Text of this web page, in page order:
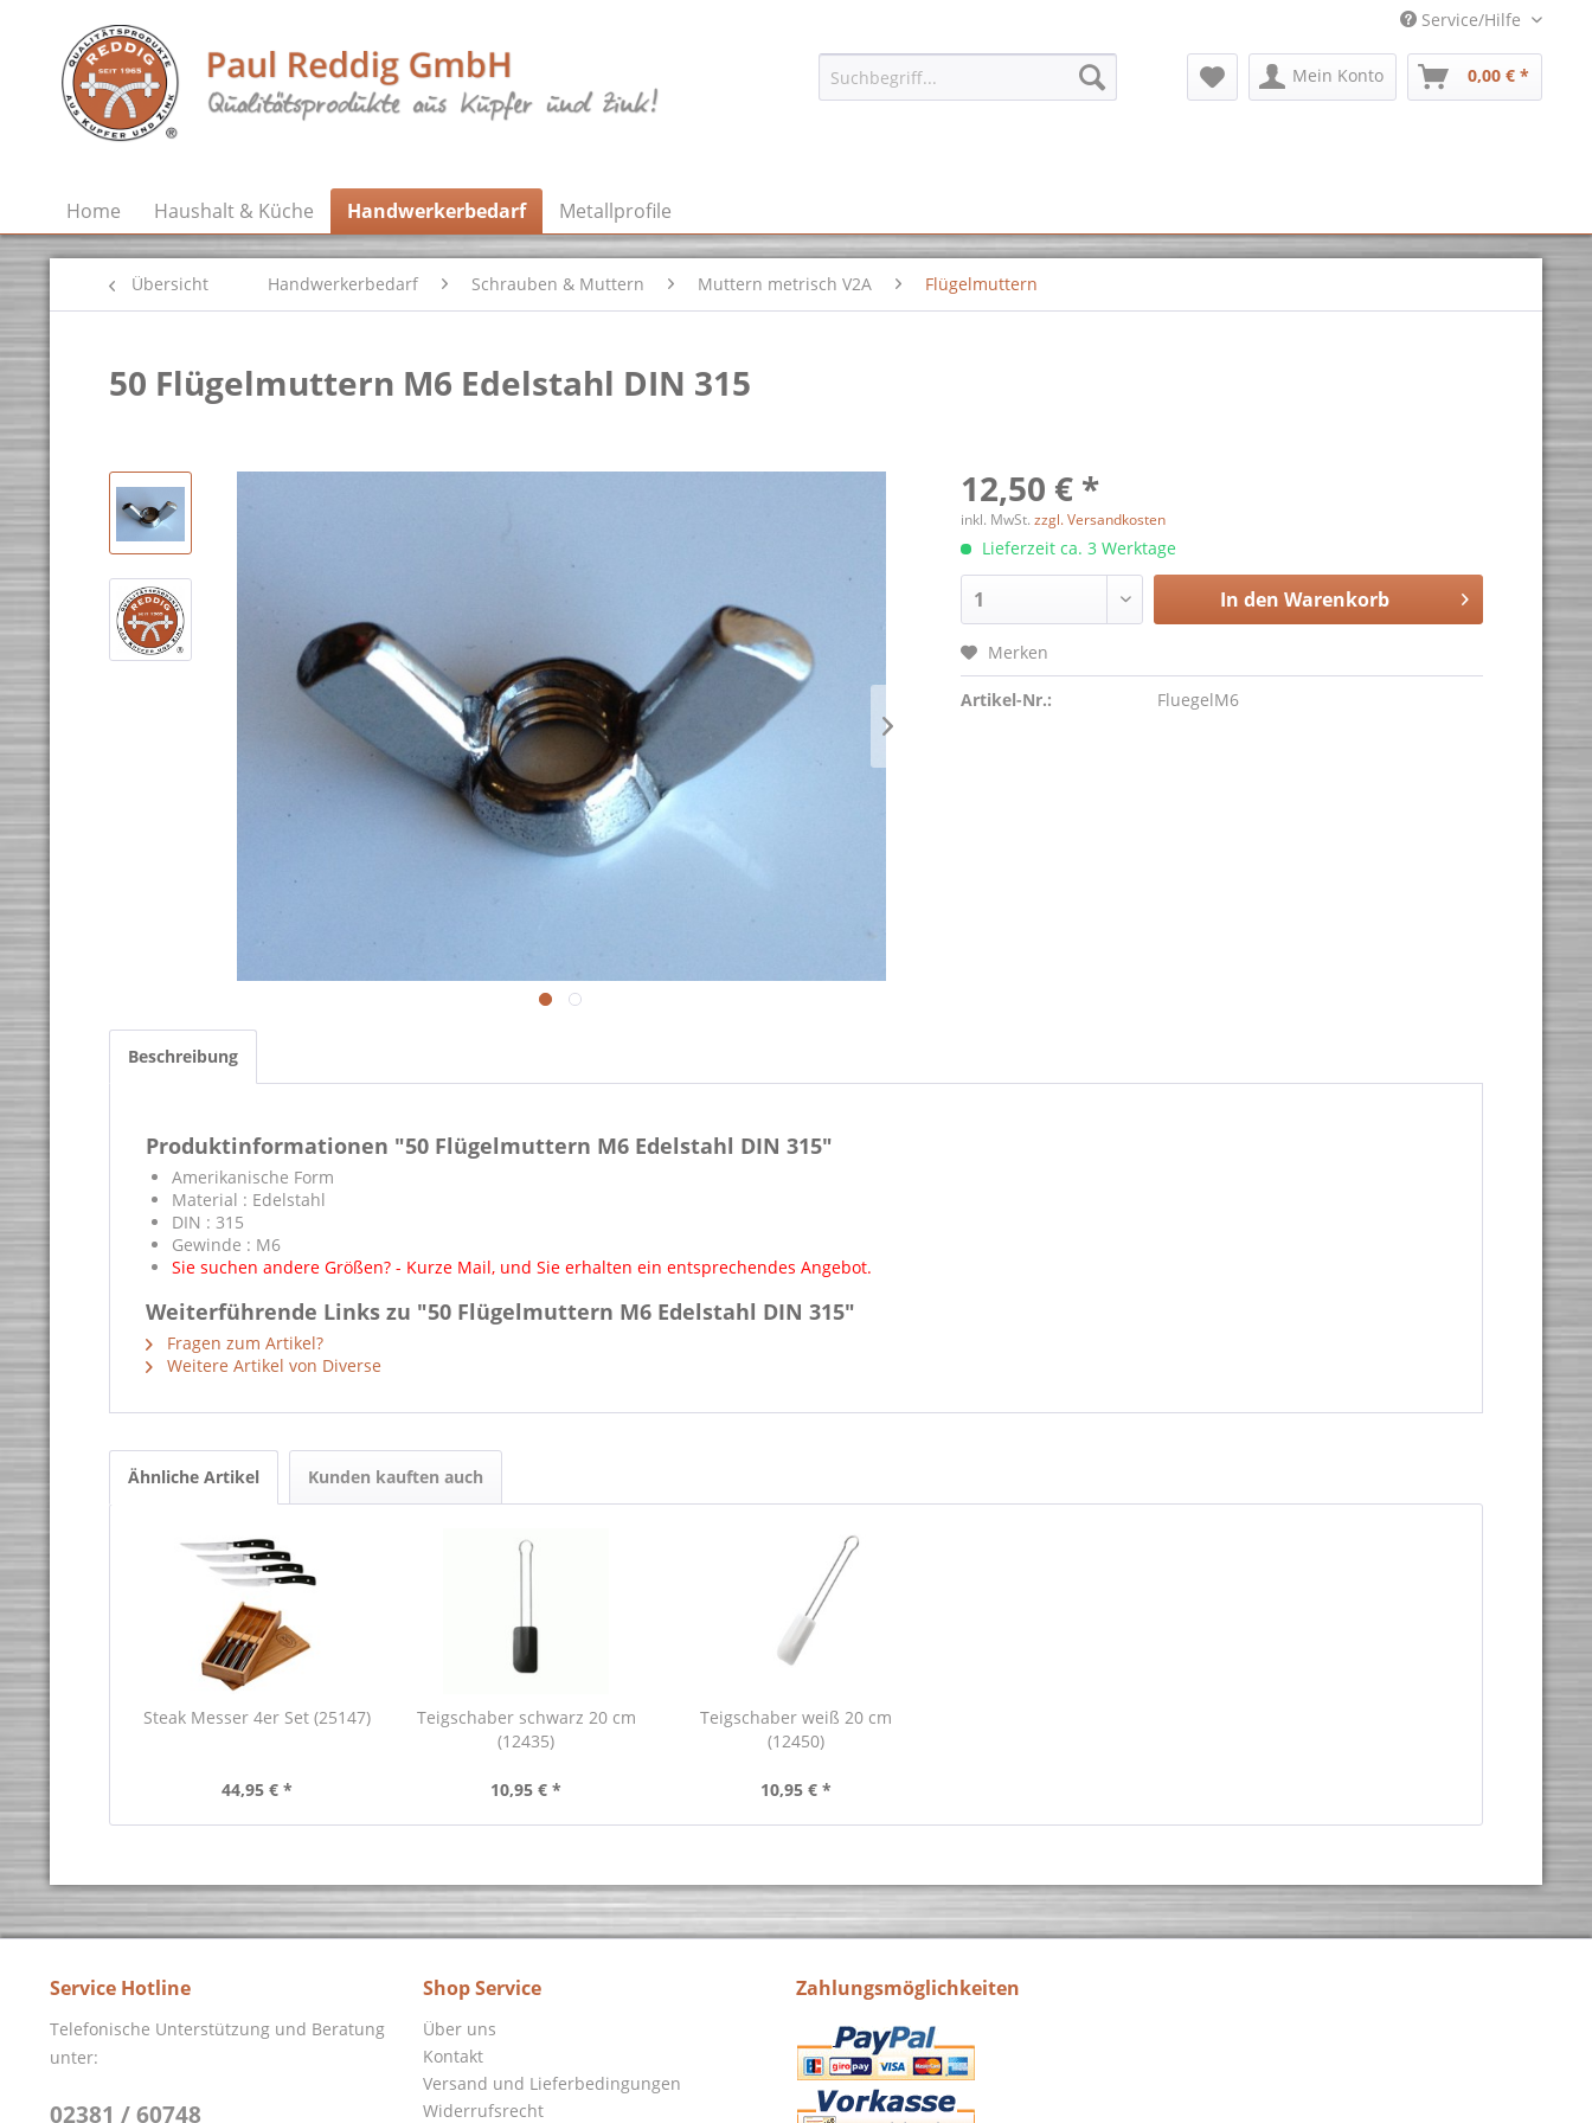
Service/Hilfe
Mein Konto 0,00 € *
Home Haushalt & Küche Handwerkerbedarf Metallprofile
Übersicht Handwerkerbedarf Schrauben & Muttern Muttern metrisch V2A Flügelmuttern
50 Flügelmuttern M6 Edelstahl DIN 315
12,50 € *
inkl. MwSt.zzgl. Versandkosten
Lieferzeit ca. 3 Werktage
In den Warenkorb
Merken
Artikel-Nr.: FluegelM6
Beschreibung
Produktinformationen "50 Flügelmuttern M6 Edelstahl DIN 315"
Amerikanische Form
Material : Edelstahl
DIN : 315
Gewinde : M6
Sie suchen andere Größen? - Kurze Mail, und Sie erhalten ein entsprechendes Angebot.
Weiterführende Links zu "50 Flügelmuttern M6 Edelstahl DIN 315"
Fragen zum Artikel?
Weitere Artikel von Diverse
Ähnliche Artikel Kunden kauften auch
Steak Messer 4er Set (25147)
44,95 € *
Teigschaber schwarz 20 cm
(12435)
10,95 € *
Teigschaber weiß 20 cm
(12450)
10,95 € *
Service Hotline
Telefonische Unterstützung und Beratung
unter:
02381 / 60748
Shop Service
Über uns
Kontakt
Versand und Lieferbedingungen
Widerrufsrecht
Zahlungsmöglichkeiten